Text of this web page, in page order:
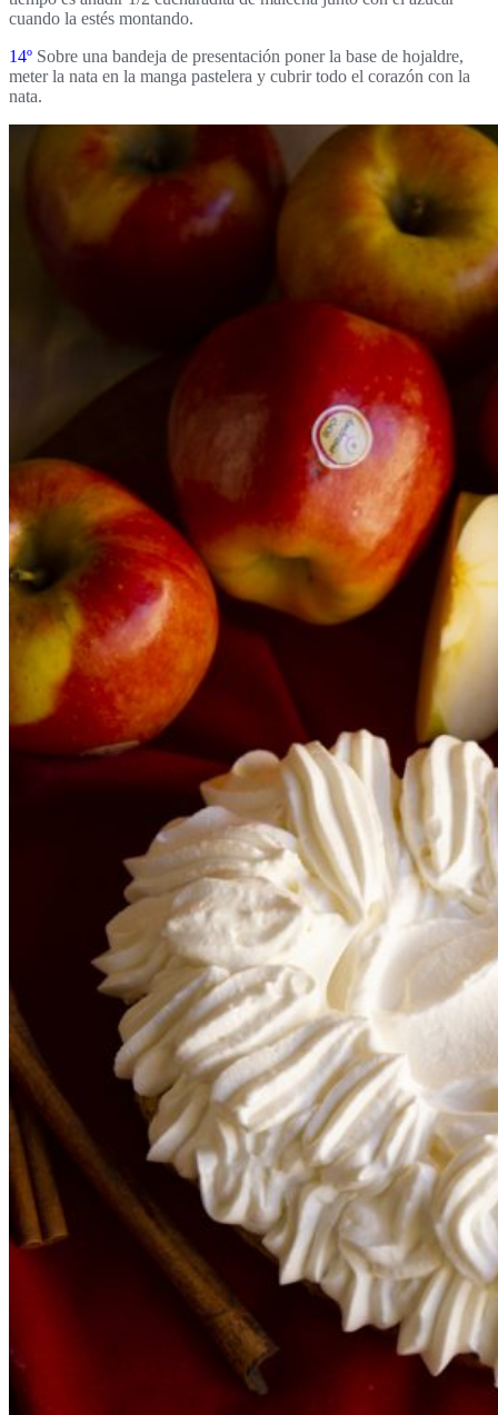
cuando la estés montando.
14º Sobre una bandeja de presentación poner la base de hojaldre,
meter la nata en la manga pastelera y cubrir todo el corazón con la
nata.